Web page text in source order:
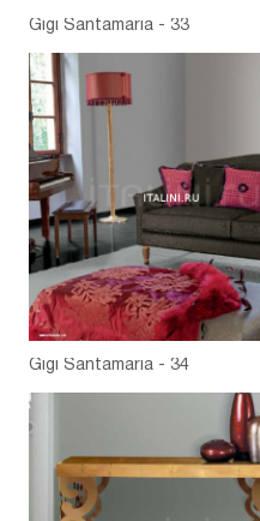
Gigi Santamaria - 33
Gigi Santamaria - 34